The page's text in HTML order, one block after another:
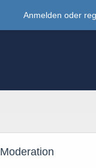
Anmelden oder
Moderation